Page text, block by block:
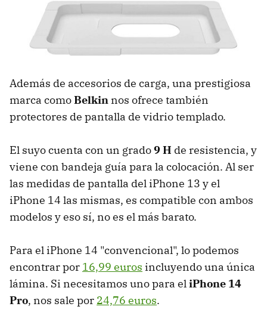
Además de accesorios de carga, una prestigiosa
marca comoBelkin nos ofrece también
protectores de pantalla de vidrio templado.
El suyo cuenta con un grado9 H de resistencia, y
viene con bandeja guía para la colocación. Al ser
las medidas de pantalla del iPhone 13 y el
iPhone 14 las mismas, es compatible con ambos
modelos y eso sí, no es el más barato.
Para el iPhone 14 "convencional", lo podemos
encontrar por 16,99 euros incluyendo una única
lámina. Si necesitamos uno para eliPhone 14
Pro, nos sale por 24,76 euros.